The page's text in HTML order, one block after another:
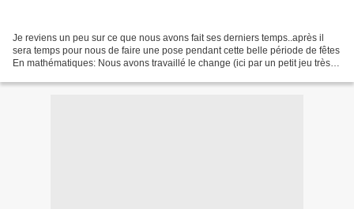
Je reviens un peu sur ce que nous avons fait ses derniers temps..après il
sera temps pour nous de faire une pose pendant cette belle période de fêtes
En mathématiques: Nous avons travaillé le change (ici par un petit jeu très